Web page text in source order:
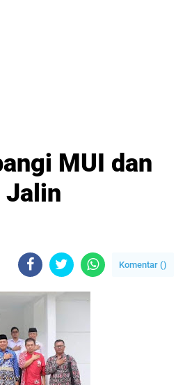
MUI dan
Jalin
Komentar ()